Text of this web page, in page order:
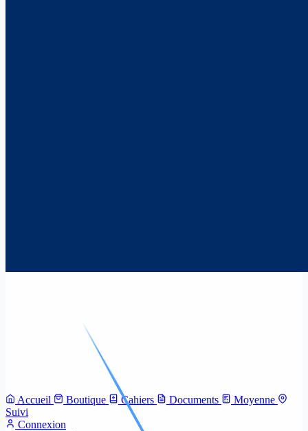
Accueil Boutique Cahiers Documents
Moyenne
Suivi
Connexion